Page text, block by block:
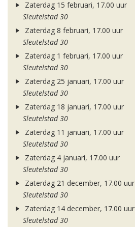
Zaterdag 15 februari, 17.00 uur
Sleutelstad 30
Zaterdag 8 februari, 17.00 uur
Sleutelstad 30
Zaterdag 1 februari, 17.00 uur
Sleutelstad 30
Zaterdag 25 januari, 17.00 uur
Sleutelstad 30
Zaterdag 18 januari, 17.00 uur
Sleutelstad 30
Zaterdag 11 januari, 17.00 uur
Sleutelstad 30
Zaterdag 4 januari, 17.00 uur
Sleutelstad 30
Zaterdag 21 december, 17.00 uur
Sleutelstad 30
Zaterdag 14 december, 17.00 uur
Sleutelstad 30